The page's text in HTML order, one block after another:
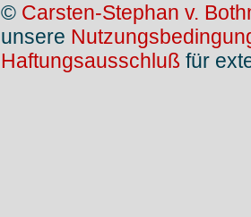
© Carsten-Stephan v.
unsere
Haftungsausschluß für